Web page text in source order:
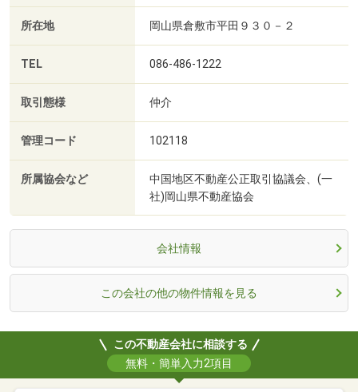
所在地 岡山県倉敷市平田９３０－２
TEL 086-486-1222
取引態様 仲介
管理コード 102118
所属協会など
中国地区不動産公正取引協議会、(一
社)岡山県不動産協会
会社情報
この会社の他の物件情報を見る
この不動産会社に相談する
無料・簡単入力2項目